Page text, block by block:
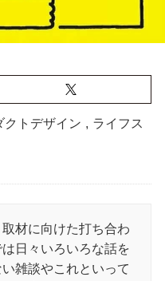
クトデザイン , ライフス
材に向けた打ち合わ
日々いろいろな話を
雑談やこれといって